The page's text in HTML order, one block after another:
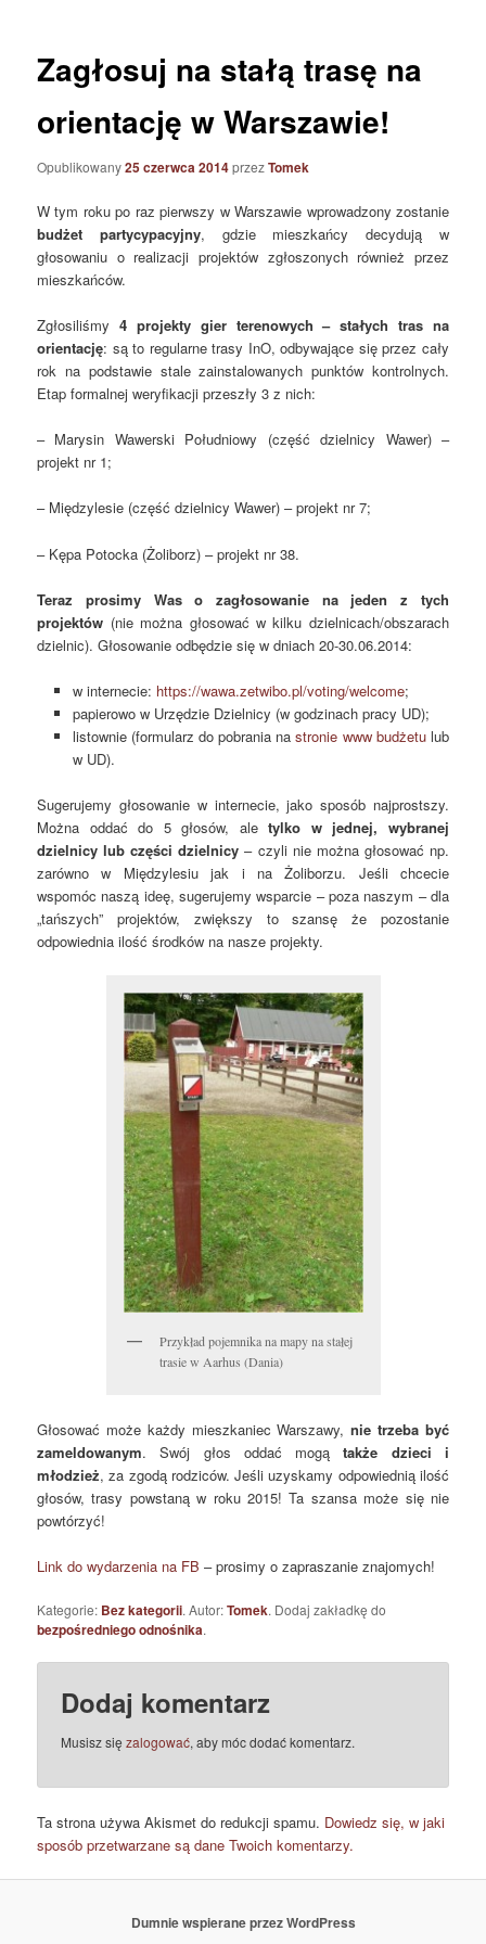
Zagłosuj na stałą trasę na
orientację w Warszawie!
Opublikowany25 czerwca 2014przezTomek
W tym roku po raz pierwszy w Warszawie wprowadzony zostanie
budżet partycypacyjny, gdzie mieszkańcy decydują w
głosowaniu o realizacji projektów zgłoszonych również przez
mieszkańców.
Zgłosiliśmy 4 projekty gier terenowych – stałych tras na
orientację: są to regularne trasy InO, odbywające się przez cały
rok na podstawie stale zainstalowanych punktów kontrolnych.
Etap formalnej weryfikacji przeszły 3 z nich:
– Marysin Wawerski Południowy (część dzielnicy Wawer) –
projekt nr 1;
– Międzylesie (część dzielnicy Wawer) – projekt nr 7;
– Kępa Potocka (Żoliborz) – projekt nr 38.
Teraz prosimy Was o zagłosowanie na jeden z tych
projektów (nie można głosować w kilku dzielnicach/obszarach
dzielnic). Głosowanie odbędzie się w dniach 20-30.06.2014:
w internecie: https://wawa.zetwibo.pl/voting/welcome;
papierowo w Urzędzie Dzielnicy (w godzinach pracy UD);
listownie (formularz do pobrania nastronie www budżetulub
w UD).
Sugerujemy głosowanie w internecie, jako sposób najprostszy.
Można oddać do 5 głosów, aletylko w jednej, wybranej
dzielnicy lub części dzielnicy– czyli nie można głosować np.
zarówno w Międzylesiu jak i na Żoliborzu. Jeśli chcecie
wspomóc naszą ideę, sugerujemy wsparcie – poza naszym – dla
„tańszych” projektów, zwiększy to szansę że pozostanie
odpowiednia ilość środków na nasze projekty.
Przykład pojemnika na mapy na stałej
trasie w Aarhus (Dania)
Głosować może każdy mieszkaniec Warszawy,nie trzeba być
zameldowanym. Swój głos oddać mogątakże dzieci i
młodzież, za zgodą rodziców. Jeśli uzyskamy odpowiednią ilość
głosów, trasy powstaną w roku 2015! Ta szansa może się nie
powtórzyć!
Link do wydarzenia na FB – prosimy o zapraszanie znajomych!
Kategorie: Bez kategorii. Autor:Tomek. Dodaj zakładkę do
bezpośredniego odnośnika.
Dodaj komentarz
Musisz sięzalogować, aby móc dodać komentarz.
Ta strona używa Akismet do redukcji spamu. Dowiedz się, w jaki
sposób przetwarzane są dane Twoich komentarzy.
Dumnie wspierane przez WordPress